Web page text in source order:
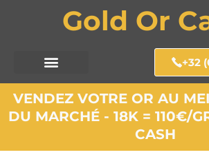
Gold Or
+32
VENDEZ VOTRE OR AU
DU MARCHÉ - 18K = 110€/
CASH